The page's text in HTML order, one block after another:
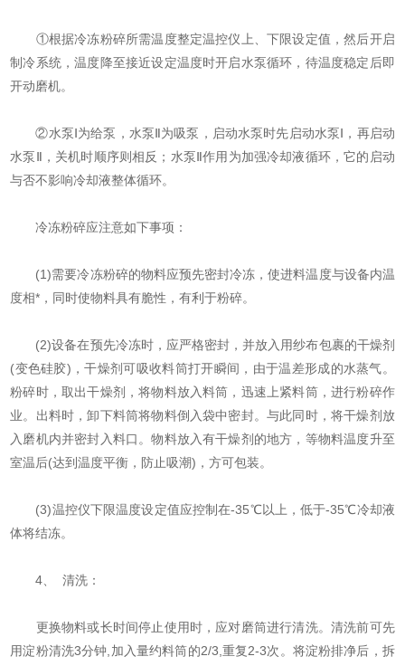
①根据冷冻粉碎所需温度整定温控仪上、下限设定值，然后开启
制冷系统，温度降至接近设定温度时开启水泵循环，待温度稳定后即
开动磨机。
②水泵Ⅰ为给泵，水泵Ⅱ为吸泵，启动水泵时先启动水泵Ⅰ，再启动
水泵Ⅱ，关机时顺序则相反；水泵Ⅱ作用为加强冷却液循环，它的启动
与否不影响冷却液整体循环。
冷冻粉碎应注意如下事项：
(1)需要冷冻粉碎的物料应预先密封冷冻，使进料温度与设备内温
度相*，同时使物料具有脆性，有利于粉碎。
(2)设备在预先冷冻时，应严格密封，并放入用纱布包裹的干燥剂
(变色硅胶)，干燥剂可吸收料筒打开瞬间，由于温差形成的水蒸气。
粉碎时，取出干燥剂，将物料放入料筒，迅速上紧料筒，进行粉碎作
业。出料时，卸下料筒将物料倒入袋中密封。与此同时，将干燥剂放
入磨机内并密封入料口。物料放入有干燥剂的地方，等物料温度升至
室温后(达到温度平衡，防止吸潮)，方可包装。
(3)温控仪下限温度设定值应控制在-35℃以上，低于-35℃冷却液
体将结冻。
4、 清洗：
更换物料或长时间停止使用时，应对磨筒进行清洗。清洗前可先
用淀粉清洗3分钟,加入量约料筒的2/3,重复2-3次。将淀粉排净后，拆